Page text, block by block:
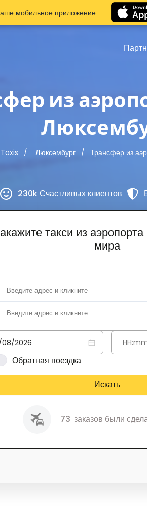
из
Люксембург Трансфер из
230k Счастливых клиентов
такси из
мира
Обратная поездка
Искать
73 заказов были
мобильное приложение